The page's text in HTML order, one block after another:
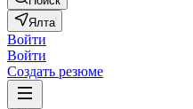
Ялта
Войти
Войти
Создать резюме